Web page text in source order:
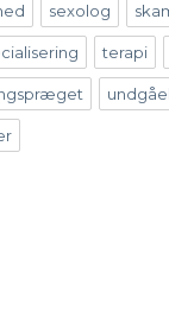
sexolog
terapi